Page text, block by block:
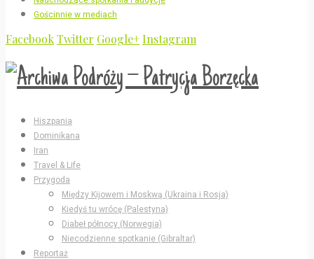
Gościnnie w mediach
FacebookTwitter Google+Instagram
Hiszpania
Dominikana
Iran
Travel & Life
Przygoda
Między Kijowem i Moskwą (Ukraina i Rosja)
Kiedyś tu wrócę (Palestyna)
Diabeł północy (Norwegia)
Niecodzienne spotkanie (Gibraltar)
Reportaż